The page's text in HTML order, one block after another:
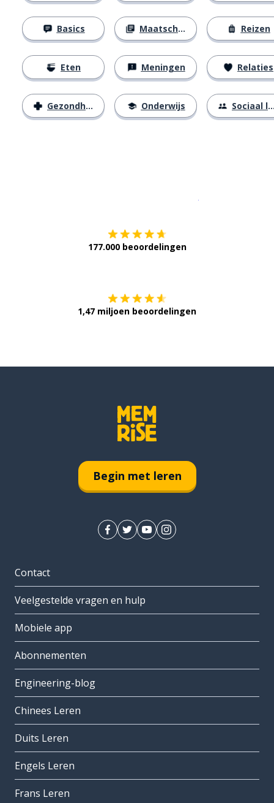
Basics
Eten
Gezondheid
Maatschappij
Meningen
Onderwijs
Reizen
Relaties
Sociaal leven
177.000 beoordelingen
1,47 miljoen beoordelingen
Begin met leren
Contact
Veelgestelde vragen en hulp
Mobiele app
Abonnementen
Engineering-blog
Chinees Leren
Duits Leren
Engels Leren
Frans Leren